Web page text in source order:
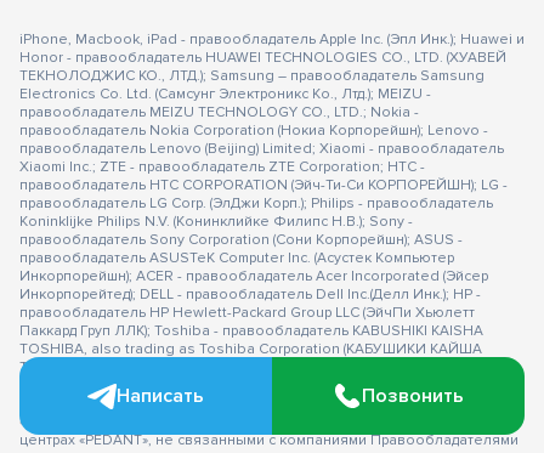
iPhone, Macbook, iPad - правообладатель Apple Inc. (Эпл Инк.); Huawei и
Honor - правообладатель HUAWEI TECHNOLOGIES CO., LTD. (ХУАВЕЙ
ТЕКНОЛОДЖИС КО., ЛТД.); Samsung – правообладатель Samsung
Electronics Co. Ltd. (Самсунг Электроникс Ко., Лтд.); MEIZU -
правообладатель MEIZU TECHNOLOGY CO., LTD.; Nokia -
правообладатель Nokia Corporation (Нокиа Корпорейшн); Lenovo -
правообладатель Lenovo (Beijing) Limited; Xiaomi - правообладатель
Xiaomi Inc.; ZTE - правообладатель ZTE Corporation; HTC -
правообладатель HTC CORPORATION (Эйч-Ти-Си КОРПОРЕЙШН); LG -
правообладатель LG Corp. (ЭлДжи Корп.); Philips - правообладатель
Koninklijke Philips N.V. (Конинклийке Филипс Н.В.); Sony -
правообладатель Sony Corporation (Сони Корпорейшн); ASUS -
правообладатель ASUSTeK Computer Inc. (Асустек Компьютер
Инкорпорейшн); ACER - правообладатель Acer Incorporated (Эйсер
Инкорпорейтед); DELL - правообладатель Dell Inc.(Делл Инк.); HP -
правообладатель HP Hewlett-Packard Group LLC (ЭйчПи Хьюлетт
Паккард Груп ЛЛК); Toshiba - правообладатель KABUSHIKI KAISHA
TOSHIBA, also trading as Toshiba Corporation (КАБУШИКИ КАЙША
ТОШИБА также торгующая как Тосиба Корпорейшн). Товарные знаки
используется с целью описания товара, в отношении которых
производятся услуги по ремонту сервисными центрами
«PEDANT».Услуги оказываются в неавторизованных сервисных
центрах «PEDANT», не связанными с компаниями Правообладателями
Написать Позвонить